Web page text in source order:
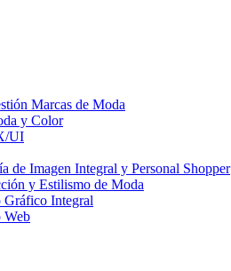
Marcas de Moda
y Color
UI
de Imagen Integral y Personal Shopper
y Estilismo de Moda
Integral
Web